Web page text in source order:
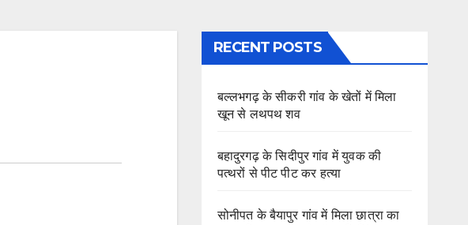
RECENT POSTS
बल्लभगढ़ के सीकरी गांव के खेतों में मिला
खून से लथपथ शव
बहादुरगढ़ के सिदीपुर गांव में युवक की
पत्थरों से पीट पीट कर हत्या
सोनीपत के बैयापुर गांव में मिला छात्रा का